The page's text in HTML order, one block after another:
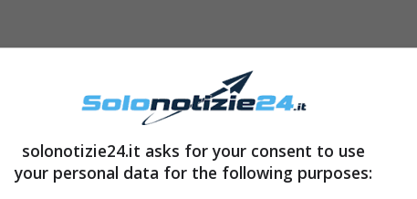
approvano il cambio
adora condividere con il suo vastissimo
tramite una foto che ha postato su
solonotizie24.it asks for your consent to use
your personal data for the following purposes: